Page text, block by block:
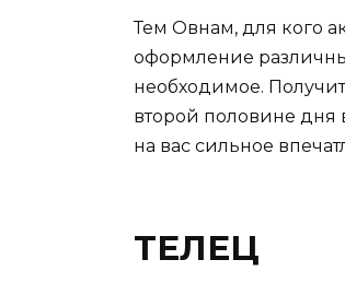
Тем Овнам, для кого
оформление
необходимое.
второй половине дня
на вас сильное
ТЕЛЕЦ